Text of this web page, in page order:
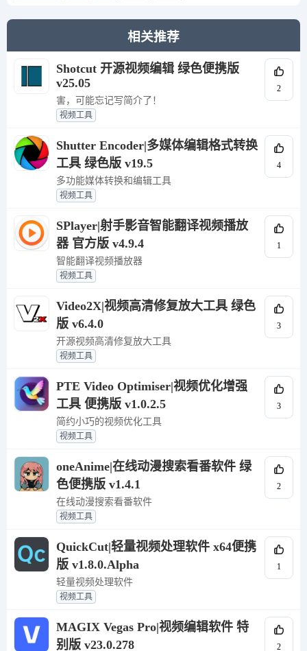
相关推荐
Shotcut 开源视频编辑 绿色便携版
v25.05
害，可能忘记写简介了！
视频工具
2
Shutter Encoder|多媒体编辑格式转换
工具 绿色版 v19.5
多功能媒体转换和编辑工具
视频工具
4
SPlayer|射手影音智能翻译视频播放
器 官方版 v4.9.4
智能翻译视频播放器
视频工具
1
Video2X|视频高清修复放大工具 绿色
版 v6.4.0
开源视频高清修复放大工具
视频工具
3
PTE Video Optimiser|视频优化增强
工具 便携版 v1.0.2.5
简约小巧的视频优化工具
视频工具
3
oneAnime|在线动漫搜索看番软件 绿
色便携版 v1.4.1
在线动漫搜索看番软件
视频工具
2
QuickCut|轻量视频处理软件 x64便携
版 v1.8.0.Alpha
轻量视频处理软件
视频工具
1
MAGIX Vegas Pro|视频编辑软件 特
别版 v23.0.278
2